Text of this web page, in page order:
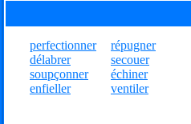
perfectionner
délabrer
soupçonner
enfieller
répugner
secouer
échiner
ventiler